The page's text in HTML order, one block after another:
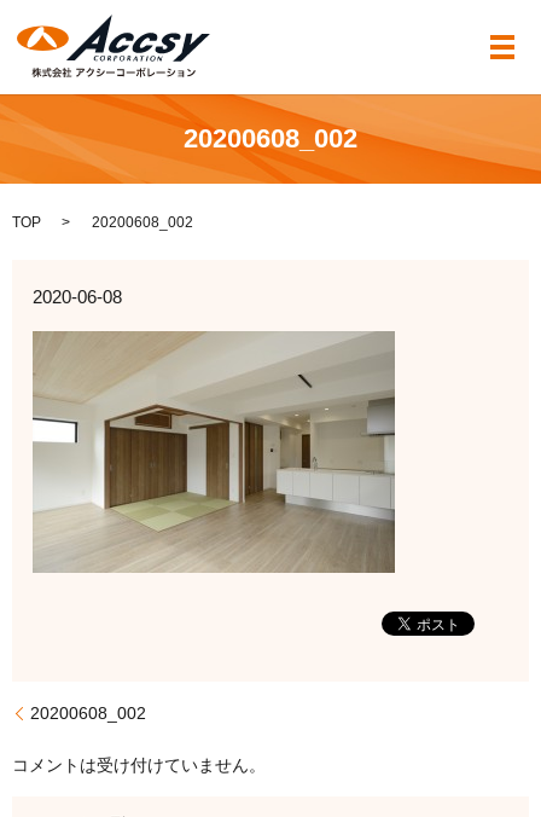
メ
20200608_002
TOP 20200608_002
2020-06-08
20200608_002
コメントは受け付けていません。